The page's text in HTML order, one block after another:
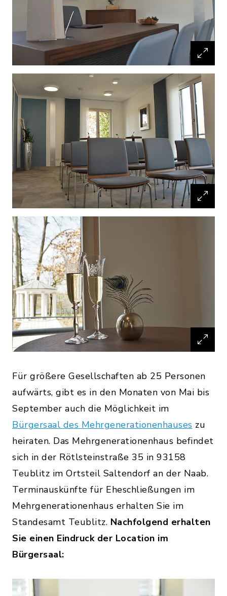
Für größere Gesellschaften ab 25 Personen
aufwärts, gibt es in den Monaten von Mai bis
September auch die Möglichkeit im
Bürgersaal des Mehrgenerationenhauses zu
heiraten. Das Mehrgenerationenhaus befindet
sich in der Rötlsteinstraße 35 in 93158
Teublitz im Ortsteil Saltendorf an der Naab.
Terminauskünfte für Eheschließungen im
Mehrgenerationenhaus erhalten Sie im
Standesamt Teublitz. Nachfolgend erhalten
Sie einen Eindruck der Location im
Bürgersaal: